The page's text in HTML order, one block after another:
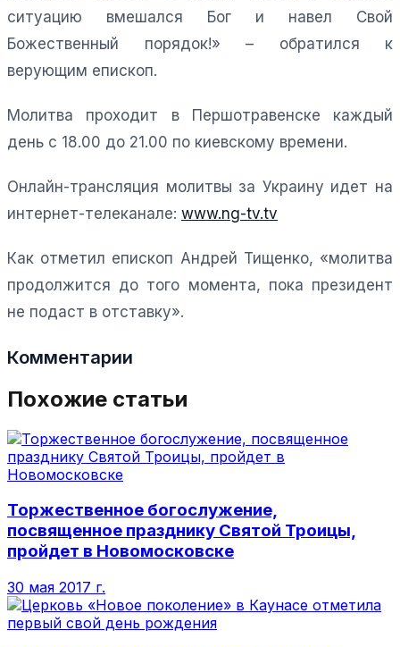
ситуацию вмешался Бог и навел Свой
Божественный порядок!» – обратился к
верующим епископ.
Молитва проходит в Першотравенске каждый
день с 18.00 до 21.00 по киевскому времени.
Онлайн-трансляция молитвы за Украину идет на
интернет-телеканале: www.ng-tv.tv
Как отметил епископ Андрей Тищенко, «молитва
продолжится до того момента, пока президент
не подаст в отставку».
Комментарии
Похожие статьи
Торжественное богослужение,
посвященное празднику Святой Троицы,
пройдет в Новомосковске
30 мая 2017 г.